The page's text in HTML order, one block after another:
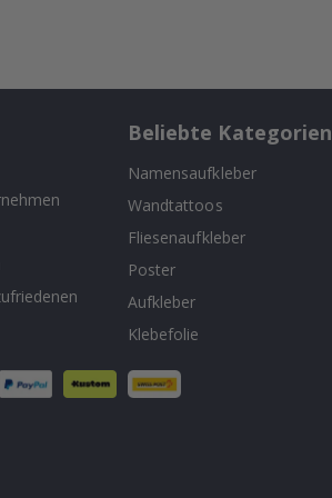
Beliebte Kategorien
Namensaufkleber
Wandtattoos
Fliesenaufkleber
Poster
Aufkleber
Klebefolie